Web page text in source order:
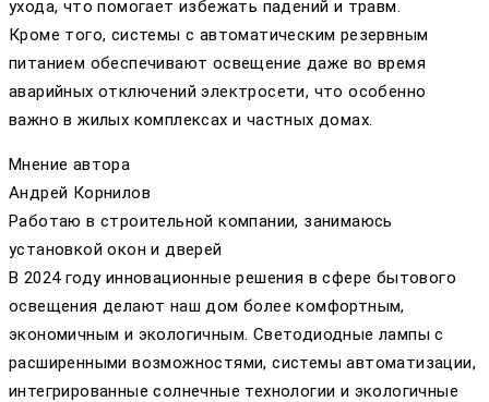
ухода, что помогает избежать падений и травм.
Кроме того, системы с автоматическим резервным
питанием обеспечивают освещение даже во время
аварийных отключений электросети, что особенно
важно в жилых комплексах и частных домах.
Мнение автора
Андрей Корнилов
Работаю в строительной компании, занимаюсь
установкой окон и дверей
В 2024 году инновационные решения в сфере бытового
освещения делают наш дом более комфортным,
экономичным и экологичным. Светодиодные лампы с
расширенными возможностями, системы автоматизации,
интегрированные солнечные технологии и экологичные